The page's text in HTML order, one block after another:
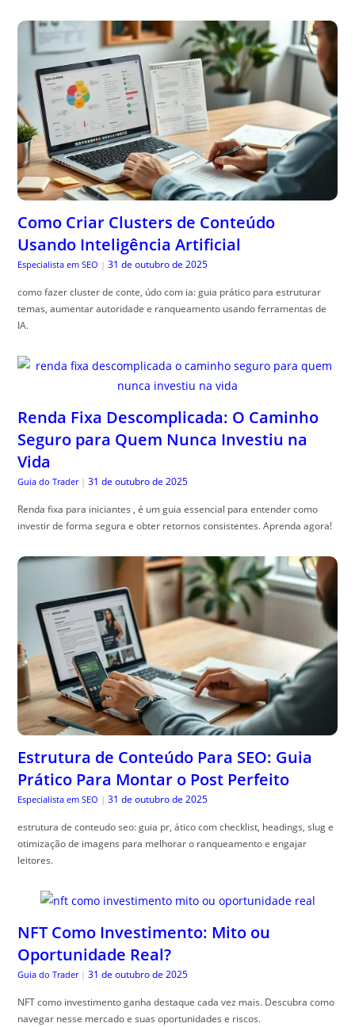
Como Criar Clusters de Conteúdo
Usando Inteligência Artificial
Especialista em SEO | 31 de outubro de 2025
como fazer cluster de conte, údo com ia: guia prático para estruturar
temas, aumentar autoridade e ranqueamento usando ferramentas de
IA.
Renda Fixa Descomplicada: O Caminho
Seguro para Quem Nunca Investiu na
Vida
Guia do Trader | 31 de outubro de 2025
Renda fixa para iniciantes , é um guia essencial para entender como
investir de forma segura e obter retornos consistentes. Aprenda agora!
Estrutura de Conteúdo Para SEO: Guia
Prático Para Montar o Post Perfeito
Especialista em SEO | 31 de outubro de 2025
estrutura de conteudo seo: guia pr, ático com checklist, headings, slug e
otimização de imagens para melhorar o ranqueamento e engajar
leitores.
NFT Como Investimento: Mito ou
Oportunidade Real?
Guia do Trader | 31 de outubro de 2025
NFT como investimento ganha destaque cada vez mais. Descubra como
navegar nesse mercado e suas oportunidades e riscos.